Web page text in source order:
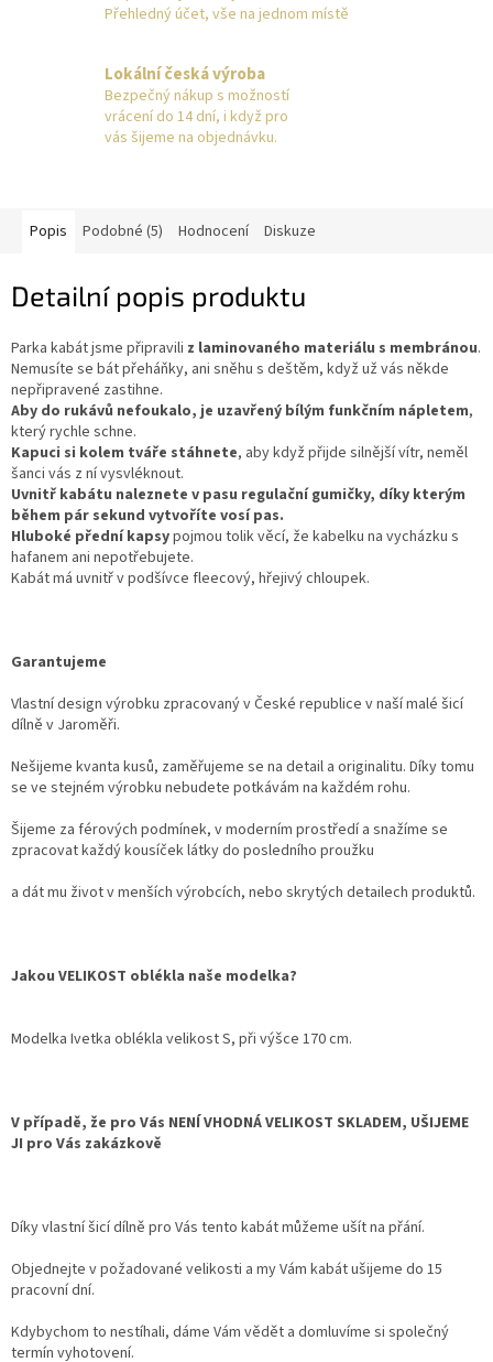
Přehledný účet, vše na jednom místě
Lokální česká výroba
Bezpečný nákup s možností
vrácení do 14 dní, i když pro
vás šijeme na objednávku.
Popis Podobné (5) Hodnocení Diskuze
Detailní popis produktu
Parka kabát jsme připravili z laminovaného materiálu s membránou.
Nemusíte se bát přeháňky, ani sněhu s deštěm, když už vás někde
nepřipravené zastihne.
Aby do rukávů nefoukalo, je uzavřený bílým funkčním nápletem,
který rychle schne.
Kapuci si kolem tváře stáhnete, aby když přijde silnější vítr, neměl
šanci vás z ní vysvléknout.
Uvnitř kabátu naleznete v pasu regulační gumičky, díky kterým
během pár sekund vytvoříte vosí pas.
Hluboké přední kapsypojmou tolik věcí, že kabelku na vycházku s
hafanem ani nepotřebujete.
Kabát má uvnitř v podšívce fleecový, hřejivý chloupek.
Garantujeme
Vlastní design výrobku zpracovaný v České republice v naší malé šicí
dílně v Jaroměři.
Nešijeme kvanta kusů, zaměřujeme se na detail a originalitu. Díky tomu
se ve stejném výrobku nebudete potkávám na každém rohu.
Šijeme za férových podmínek, v moderním prostředí a snažíme se
zpracovat každý kousíček látky do posledního proužku
a dát mu život v menších výrobcích, nebo skrytých detailech produktů.
Jakou VELIKOST oblékla naše modelka?
Modelka Ivetka oblékla velikost S, při výšce 170 cm.
V případě, že pro Vás NENÍ VHODNÁ VELIKOST SKLADEM, UŠIJEME
JI pro Vás zakázkově
Díky vlastní šicí dílně pro Vás tento kabát můžeme ušít na přání.
Objednejte v požadované velikosti a my Vám kabát ušijeme do 15
pracovní dní.
Kdybychom to nestíhali, dáme Vám vědět a domluvíme si společný
termín vyhotovení.